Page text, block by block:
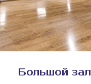
Большой зал